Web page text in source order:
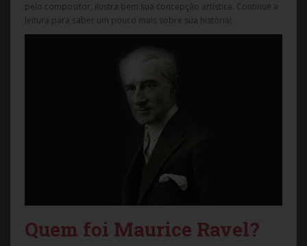
pelo compositor, ilustra bem sua concepção artística. Continue a
leitura para saber um pouco mais sobre sua história!
Quem foi Maurice Ravel?